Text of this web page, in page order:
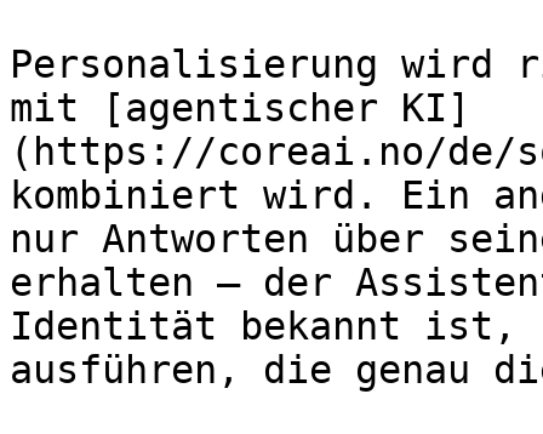
Personalisierung wird
mit [agentischer KI]
(https://coreai.no/de/
kombiniert wird. Ein
nur Antworten über
erhalten – der
Identität bekannt ist,
ausführen, die genau